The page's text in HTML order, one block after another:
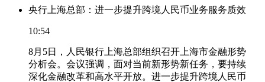
央行上海总部：进一步提升跨境人民币业务服务质效
10:54
8月5日，人民银行上海总部组织召开上海市金融形势
分析会。会议强调，面对当前新形势新任务，要持续
深化金融改革和高水平开放。进一步提升跨境人民币